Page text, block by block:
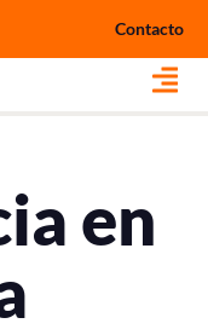
Contacto
en